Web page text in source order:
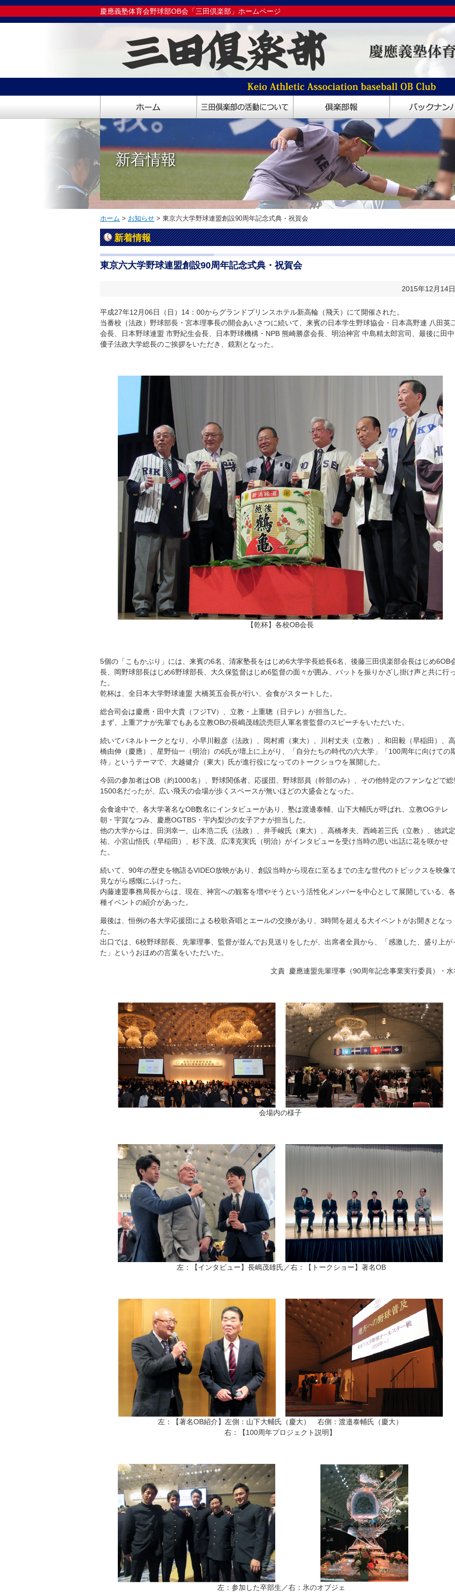
慶應義塾体育会野球部OB会「三田倶楽部」ホームページ
新着情報
ホーム > お知らせ > 東京六大学野球連盟創設90周年記念式典・祝賀会
新着情報
東京六大学野球連盟創設90周年記念式典・祝賀会
2015年12月14日
平成27年12月06日（日）14：00からグランドプリンスホテル新高輪（飛天）にて開催された。
当番校（法政）野球部長・宮本理事長の開会あいさつに続いて、来賓の日本学生野球協会・日本高野連 八田英
会長、日本野球連盟 市野紀生会長、日本野球機構・NPB 熊崎勝彦会長、明治神宮 中島精太郎宮司、最後に田中
優子法政大学総長のご挨拶をいただき、鏡割となった。
【乾杯】各校OB会長
5個の「こもかぶり」には、来賓の6名、清家塾長をはじめ6大学学長総長6名、後藤三田倶楽部会長はじめ6OB
長、岡野球部長はじめ6野球部長、大久保監督はじめ6監督の面々が囲み、バットを振りかざし掛け声と共に行
た。
乾杯は、全日本大学野球連盟 大橋英五会長が行い、会食がスタートした。
総合司会は慶應・田中大貴（フジTV）、立教・上重聰（日テレ）が担当した。
まず、上重アナが先輩でもある立教OBの長嶋茂雄読売巨人軍名誉監督のスピーチをいただいた。
続いてパネルトークとなり、小早川毅彦（法政）、岡村甫（東大）、川村丈夫（立教）、和田毅（早稲田）、高
橋由伸（慶應）、星野仙一（明治）の6氏が壇上に上がり、「自分たちの時代の六大学」「100周年に向けての
待」というテーマで、大越健介（東大）氏が進行役になってのトークショウを展開した。
今回の参加者はOB（約1000名）、野球関係者、応援団、野球部員（幹部のみ）、その他特定のファンなどで総
1500名だったが、広い飛天の会場が歩くスペースが無いほどの大盛会となった。
会食途中で、各大学著名なOB数名にインタビューがあり、塾は渡邊泰輔、山下大輔氏が呼ばれ、立教OGテレ
朝・宇賀なつみ、慶應OGTBS・宇内梨沙の女子アナが担当した。
他の大学からは、田渕幸一、山本浩二氏（法政）、井手峻氏（東大）、高橋孝夫、西崎若三氏（立教）、徳武定
祐、小宮山悟氏（早稲田）、杉下茂、広澤克実氏（明治）がインタビューを受け当時の思い出話に花を咲かせ
た。
続いて、90年の歴史を物語るVIDEO放映があり、創設当時から現在に至るまでの主な世代のトピックスを映像
見ながら感慨にふけった。
内藤連盟事務局長からは、現在、神宮への観客を増やそうという活性化メンバーを中心として展開している、各
種イベントの紹介があった。
最後は、恒例の各大学応援団による校歌斉唱とエールの交換があり、3時間を超える大イベントがお開きとなっ
た。
出口では、6校野球部長、先輩理事、監督が並んでお見送りをしたが、出席者全員から、「感激した、盛り上が
た」というおほめの言葉をいただいた。
文責 慶應連盟先輩理事（90周年記念事業実行委員）・水
会場内の様子
左：【インタビュー】長嶋茂雄氏／右：【トークショー】著名OB
左：【著名OB紹介】左側：山下大輔氏（慶大） 右側：渡邉泰輔氏（慶大）
右：【100周年プロジェクト説明】
左：参加した卒部生／右：氷のオブジェ